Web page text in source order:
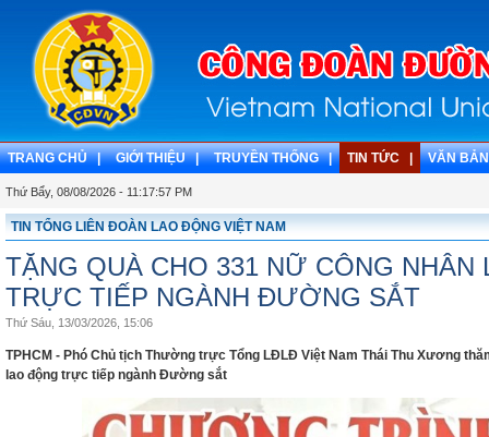
TRANG CHỦ | GIỚI THIỆU | TRUYỀN THỐNG | TIN TỨC | VĂN
Thứ Bẩy, 08/08/2026 - 11:17:57 PM
TIN TỔNG LIÊN ĐOÀN LAO ĐỘNG VIỆT NAM
TẶNG QUÀ CHO 331 NỮ CÔNG NHÂN
TRỰC TIẾP NGÀNH ĐƯỜNG SẮT
Thứ Sáu, 13/03/2026, 15:06
TPHCM - Phó Chủ tịch Thường trực Tổng LĐLĐ Việt Nam Thái Thu Xương
lao động trực tiếp ngành Đường sắt